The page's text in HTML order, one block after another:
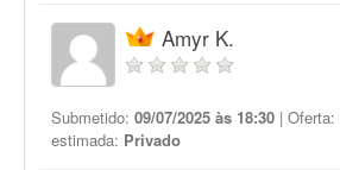
Amyr K.
Submetido: 09/07/2025 às 18:30 | Oferta:
estimada: Privado